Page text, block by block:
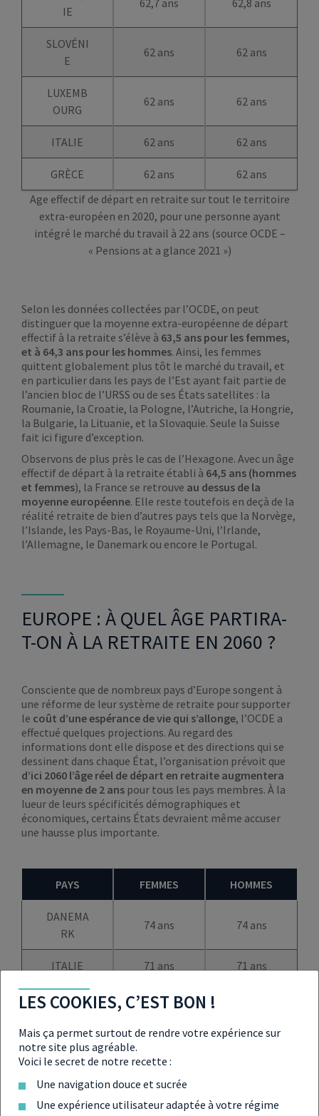
IE
SLOVÉNI
E
62 ans 62 ans
LUXEMB
OURG
62 ans 62 ans
ITALIE 62 ans 62 ans
GRÈCE 62 ans
62 ans
Age effectif de départ en retraite sur tout le territoire
extra-européen en 2020, pour une personne ayant
intégré le marché du travail à 22 ans (source OCDE –
« Pensions at a glance 2021 »)
Selon les données collectées par l’OCDE, on peut
distinguer que la moyenne extra-européenne de départ
effectif à la retraite s’élève à 63,5 ans pour les femmes,
et à 64,3 ans pour les hommes. Ainsi, les femmes
quittent globalement plus tôt le marché du travail, et
en particulier dans les pays de l’Est ayant fait partie de
l’ancien bloc de l’URSS ou de ses États satellites : la
Roumanie, la Croatie, la Pologne, l’Autriche, la Hongrie,
la Bulgarie, la Lituanie, et la Slovaquie. Seule la Suisse
fait ici figure d’exception.
Observons de plus près le cas de l’Hexagone. Avec un âge
effectif de départ à la retraite établi à 64,5 ans (hommes
et femmes), la France se retrouve au dessus de la
moyenne européenne. Elle reste toutefois en deçà de la
réalité retraite de bien d’autres pays tels que la Norvège,
l’Islande, les Pays-Bas, le Royaume-Uni, l’Irlande,
l’Allemagne, le Danemark ou encore le Portugal.
EUROPE : À QUEL ÂGE PARTIRA-
T-ON À LA RETRAITE EN 2060 ?
Consciente que de nombreux pays d’Europe songent à
une réforme de leur système de retraite pour supporter
le coût d’une espérance de vie qui s’allonge, l’OCDE a
effectué quelques projections. Au regard des
informations dont elle dispose et des directions qui se
dessinent dans chaque État, l’organisation prévoit que
d’ici 2060 l’âge réel de départ en retraite augmentera
en moyenne de 2 ans pour tous les pays membres. À la
lueur de leurs spécificités démographiques et
économiques, certains États devraient même accuser
une hausse plus importante.
PAYS FEMMES HOMMES
DANEMA
RK
74 ans 74 ans
ITALIE 71 ans 71 ans
ESTONIE 71 ans
PAYS-BAS 69 ans 69 ans
PORTUG
68 ans
FINLAND
LES COOKIES, C’EST BON !
Mais ça permet surtout de rendre votre expérience sur
notre site plus agréable.
Voici le secret de notre recette :
Une navigation douce et sucrée
Une expérience utilisateur adaptée à votre régime